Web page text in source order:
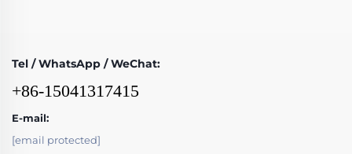
Tel / WhatsApp / WeChat:
+86-15041317415
E-mail:
[email protected]